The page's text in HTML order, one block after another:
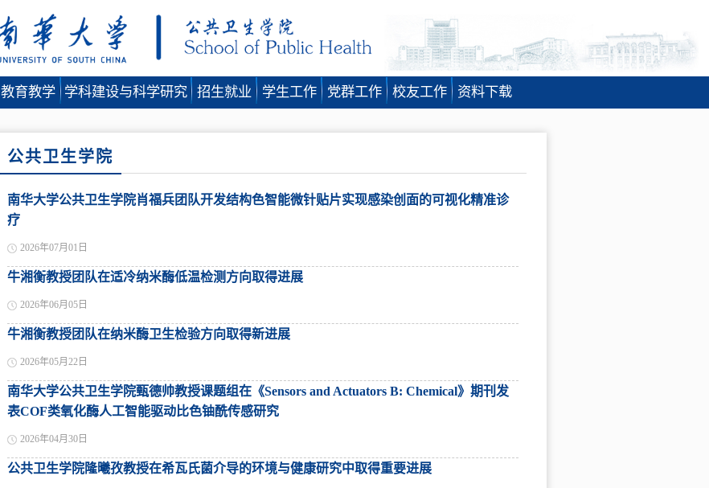
教育教学 学科建设与科学研究 招生就业 学生工作 党群工作 校友工作 资料下载
公共卫生学院
南华大学公共卫生学院肖福兵团队开发结构色智能微针贴片实现感染创面的可视化精准诊
疗
2026年07月01日
牛湘衡教授团队在适冷纳米酶低温检测方向取得进展
2026年06月05日
牛湘衡教授团队在纳米酶卫生检验方向取得新进展
2026年05月22日
南华大学公共卫生学院甄德帅教授课题组在《Sensors and Actuators B: Chemical》期刊发
表COF类氧化酶人工智能驱动比色铀酰传感研究
2026年04月30日
公共卫生学院隆曦孜教授在希瓦氏菌介导的环境与健康研究中取得重要进展